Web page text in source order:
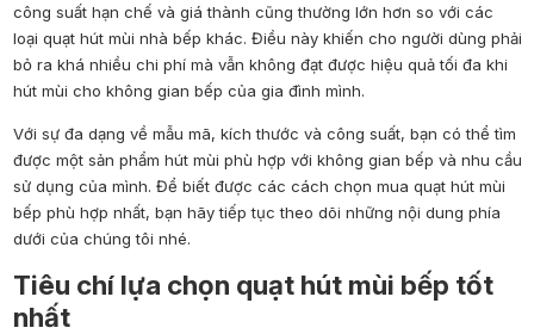
công suất hạn chế và giá thành cũng thường lớn hơn so với các
loại quạt hút mùi nhà bếp khác. Điều này khiến cho người dùng phải
bỏ ra khá nhiều chi phí mà vẫn không đạt được hiệu quả tối đa khi
hút mùi cho không gian bếp của gia đình mình.
Với sự đa dạng về mẫu mã, kích thước và công suất, bạn có thể tìm
được một sản phẩm hút mùi phù hợp với không gian bếp và nhu cầu
sử dụng của mình. Để biết được các cách chọn mua quạt hút mùi
bếp phù hợp nhất, bạn hãy tiếp tục theo dõi những nội dung phía
dưới của chúng tôi nhé.
Tiêu chí lựa chọn quạt hút mùi bếp tốt
nhất